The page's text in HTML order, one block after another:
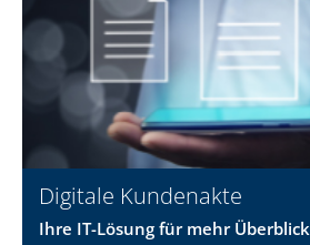
Digitale Kundenakte
Ihre IT-Lösung für mehr Überblick